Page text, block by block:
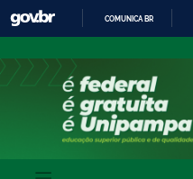
para
o
conteúdo
COMUNICA BR